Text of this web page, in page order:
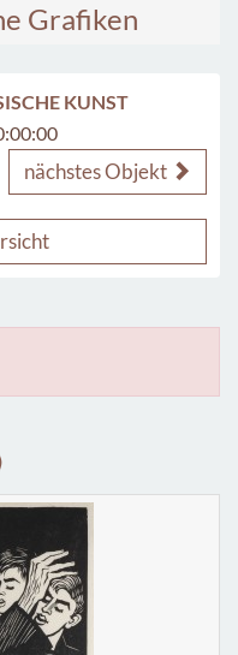
Grafiken
KUNST
nächstes Objekt